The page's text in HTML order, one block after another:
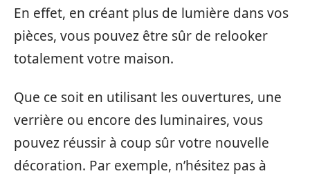
En effet, en créant plus de lumière dans vos
pièces, vous pouvez être sûr de relooker
totalement votre maison.
Que ce soit en utilisant les ouvertures, une
verrière ou encore des luminaires, vous
pouvez réussir à coup sûr votre nouvelle
décoration. Par exemple, n’hésitez pas à